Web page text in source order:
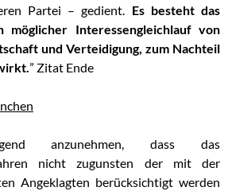
Partei – gedient. Es besteht das
möglicher Interessengleichlauf von
und Verteidigung, zum Nachteil
” Zitat Ende
anzunehmen, dass das
nicht zugunsten der mit der
Angeklagten berücksichtigt werden